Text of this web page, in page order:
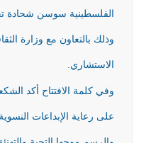
الفلسطينية سوسن شحادة
وذلك بالتعاون مع وزارة
الاستشاري.
وفي كلمة الافتتاح أكد
على رعاية الإبداعات